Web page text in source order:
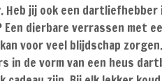
Heb jij ook een dartliefhebber
dierbare verrassen met
voor veel blijdschap
in de vorm van een heus